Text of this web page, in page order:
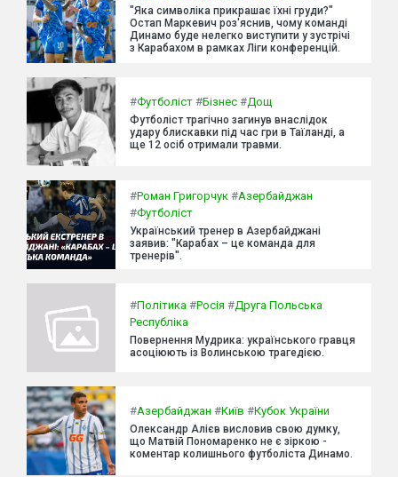
"Яка символіка прикрашає їхні груди?"
Остап Маркевич роз'яснив, чому команді
Динамо буде нелегко виступити у зустрічі
з Карабахом в рамках Ліги конференцій.
#Футболіст #Бізнес #Дощ
Футболіст трагічно загинув внаслідок
удару блискавки під час гри в Таїланді, а
ще 12 осіб отримали травми.
#Роман Григорчук #Азербайджан
#Футболіст
Український тренер в Азербайджані
заявив: "Карабах – це команда для
тренерів".
#Політика #Росія #Друга Польська
Республіка
Повернення Мудрика: українського гравця
асоціюють із Волинською трагедією.
#Азербайджан #Київ #Кубок України
Олександр Алієв висловив свою думку,
що Матвій Пономаренко не є зіркою -
коментар колишнього футболіста Динамо.